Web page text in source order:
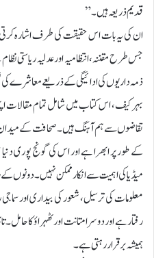
قدیم ذریعہ ہیں۔”
ان کی یہ بات اس حقیقت کی طرف اشارہ
جس طرح مقننہ، انتظامیہ اور عدلیہ ریاستی
ذمہ داریوں کی ادائیگی کے ذریعے معاشرے کی
بہرکیف، اس کتاب میں شامل تمام مقالات
تقاضوں سے ہم آہنگ ہیں۔ صحافت کے میدان
کے طور پر ابھرا ہے اور اس کی گونج پوری
میڈیا کی اہمیت سے انکار ممکن نہیں۔ دونوں
معلومات کی ترسیل، شعور کی بیداری اور
رفتار ہے اور دوسرا متانت اور ٹھہراؤ کا حامل۔
ہمیشہ برقرار رہتی ہے۔